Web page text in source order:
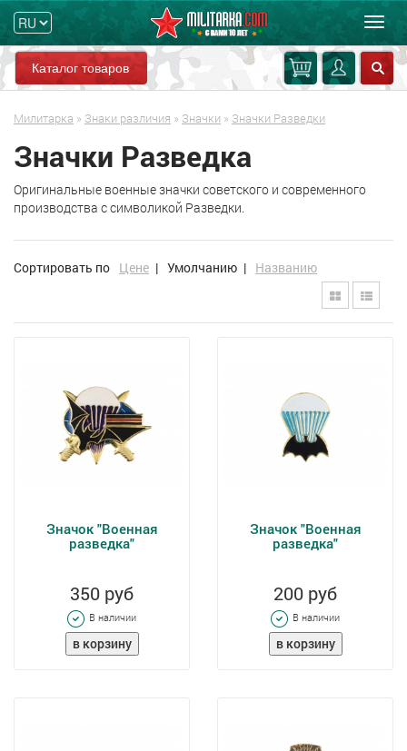
Каталог товаров
Милитарка » Знаки различия » Значки » Значки Разведки
Значки Разведка
Оригинальные военные значки советского и современного
производства с символикой Разведки.
Сортировать по Цене | Умолчанию | Названию
Значок "Военная
разведка"
350 руб
В наличии
Значок "Военная
разведка"
200 руб
В наличии